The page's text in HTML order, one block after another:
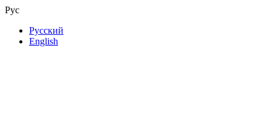
Рус
Русский
English